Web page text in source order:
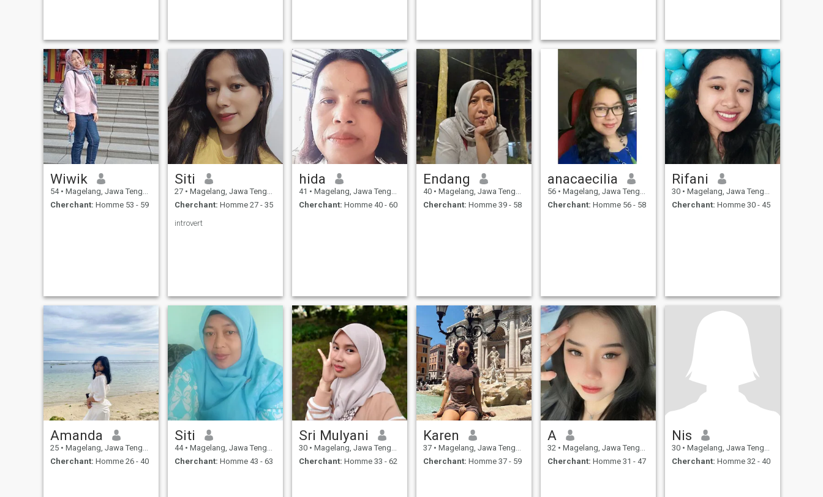
cuisiner et de voyager. Je
peux cuisiner de la cuisine
internationale (occidentale,
coréenne, japonaise, chinoise
et indonésienne), j'aime les
animaux domestiques
Wiwik
54 • Magelang, Jawa Tengah, Indonésie
Cherchant: Homme 53 - 59
Siti
27 • Magelang, Jawa Tengah, Indonésie
Cherchant: Homme 27 - 35
introvert
hida
41 • Magelang, Jawa Tengah, Indonésie
Cherchant: Homme 40 - 60
Endang
40 • Magelang, Jawa Tengah, Indonésie
Cherchant: Homme 39 - 58
anacaecilia
56 • Magelang, Jawa Tengah, Indonésie
Cherchant: Homme 56 - 58
Rifani
30 • Magelang, Jawa Tengah, Indonésie
Cherchant: Homme 30 - 45
Amanda
25 • Magelang, Jawa Tengah, Indonésie
Cherchant: Homme 26 - 40
Siti
44 • Magelang, Jawa Tengah, Indonésie
Cherchant: Homme 43 - 63
Sri Mulyani
30 • Magelang, Jawa Tengah, Indonésie
Cherchant: Homme 33 - 62
Karen
37 • Magelang, Jawa Tengah, Indonésie
Cherchant: Homme 37 - 59
A
32 • Magelang, Jawa Tengah, Indonésie
Cherchant: Homme 31 - 47
Nis
30 • Magelang, Jawa Tengah, Indonésie
Cherchant: Homme 32 - 40